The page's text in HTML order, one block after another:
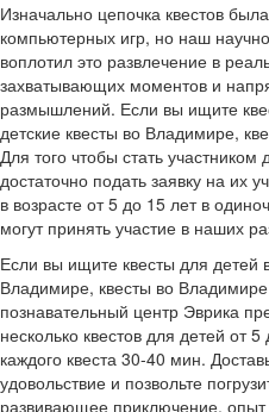
Изначально цепочка квестов
компьютерных игр, но наш
воплотил это развлечение в
захватывающих моментов и
размышлений. Если вы ищите
детские квесты во Владимире,
Для того чтобы стать участником
достаточно подать заявку на их
в возрасте от 5 до 15 лет в
могут принять участие в наших
Если вы ищите квесты для детей
Владимире, квесты во
познавательный центр Эврика
несколько квестов для детей от
каждого квеста 30-40 мин.
удовольствие и позвольте
развивающее приключение,